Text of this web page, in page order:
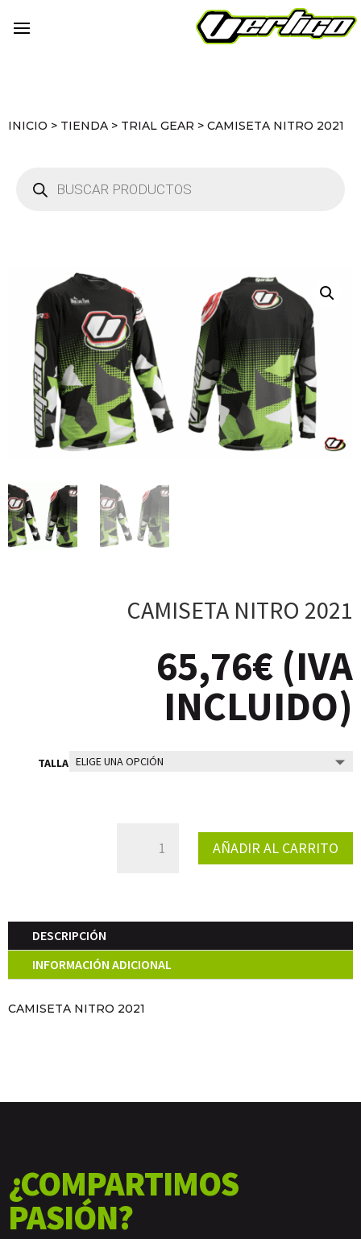
INICIO > TIENDA > TRIAL GEAR > CAMISETA NITRO 2021
productos
CAMISETA NITRO 2021
65,76€ (IVA
INCLUIDO)
TALLA
AÑADIR AL CARRITO
DESCRIPCIÓN
INFORMACIÓN ADICIONAL
CAMISETA NITRO 2021
¿COMPARTIMOS
PASIÓN?